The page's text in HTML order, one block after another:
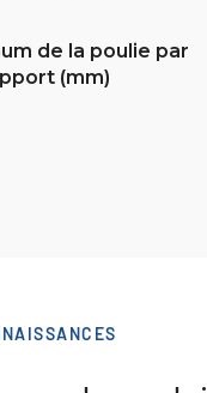
de la poulie par
(mm)